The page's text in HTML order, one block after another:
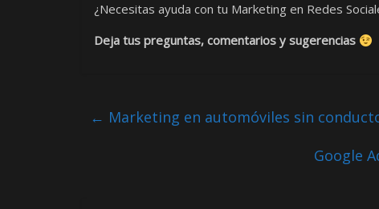
¿Necesitas ayuda con tu Marketing en Redes
Deja tus preguntas, comentarios y sugerencias
← Marketing en automóviles sin
Google